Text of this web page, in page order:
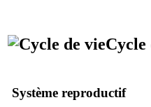
Cycle
Système reproductif